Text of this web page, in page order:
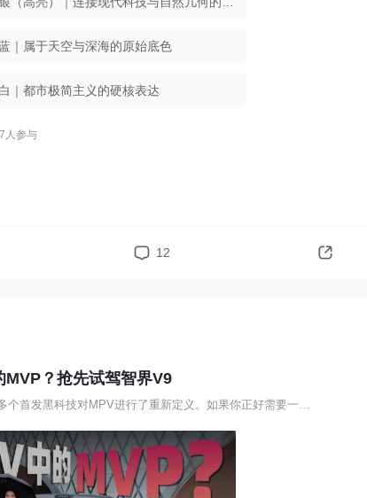
｜属于天空与深海的原始底色
｜都市极简主义的硬核表达
人参与
12
MVP？抢先试驾智界V9
MPV有很多，智界V9靠多个首发黑科技对MPV进行了重新定义。如果你正好需要一台既舒适又大空间的车，我建议一定要去好好体验一下，你会发现每一排的功能和设计都很贴合家庭、商务出行场景。正式价格也有了，38.98～51.98万元。